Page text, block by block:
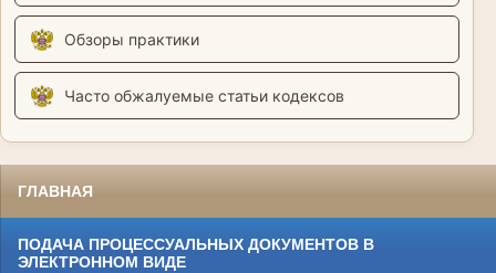
Обзоры практики
Часто обжалуемые статьи кодексов
ГЛАВНАЯ
ПОДАЧА ПРОЦЕССУАЛЬНЫХ ДОКУМЕНТОВ В
ЭЛЕКТРОННОМ ВИДЕ